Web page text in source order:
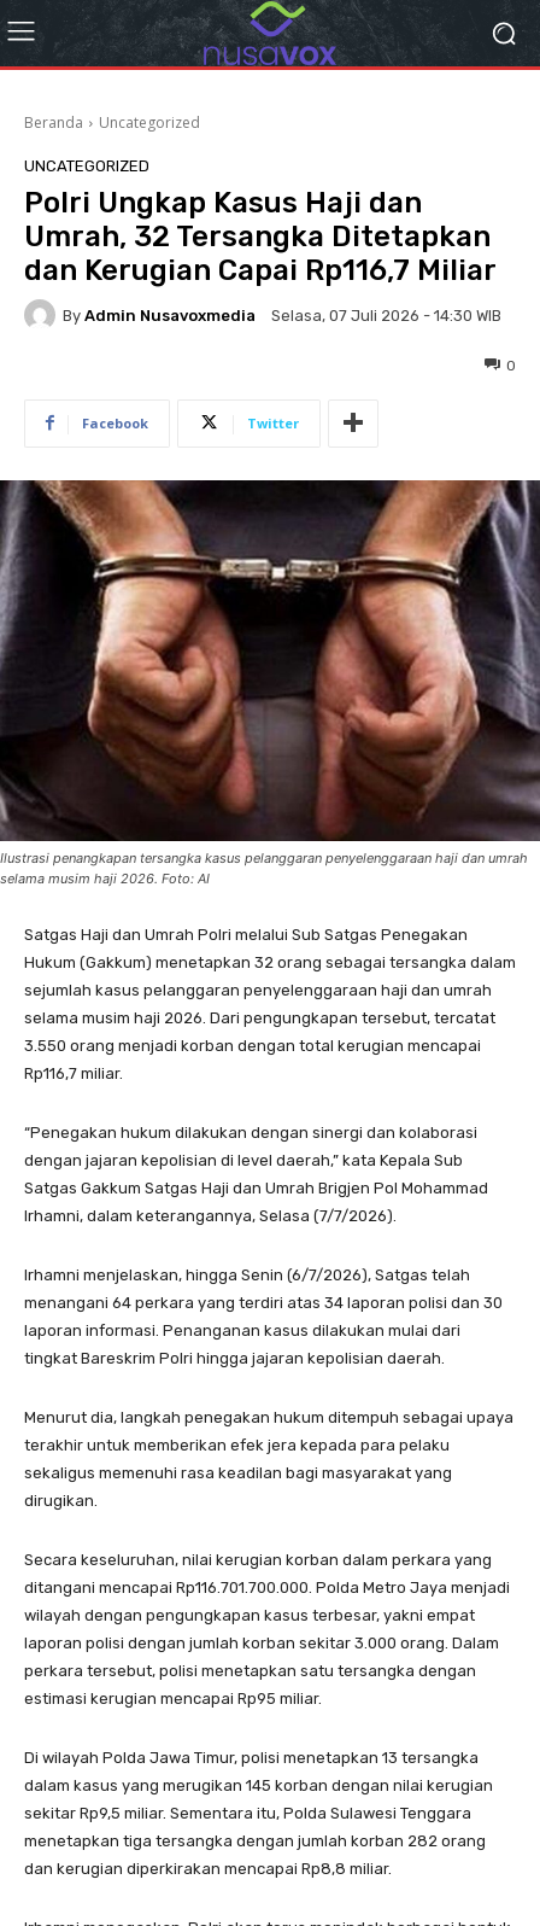
Beranda Uncategorized
UNCATEGORIZED
Polri Ungkap Kasus Haji dan
Umrah, 32 Tersangka Ditetapkan
dan Kerugian Capai Rp116,7 Miliar
By Admin Nusavoxmedia Selasa, 07 Juli 2026 - 14:30 WIB
0
Facebook Twitter
Ilustrasi penangkapan tersangka kasus pelanggaran penyelenggaraan haji dan umrah
selama musim haji 2026. Foto: AI
Satgas Haji dan Umrah Polri melalui Sub Satgas Penegakan
Hukum (Gakkum) menetapkan 32 orang sebagai tersangka dalam
sejumlah kasus pelanggaran penyelenggaraan haji dan umrah
selama musim haji 2026. Dari pengungkapan tersebut, tercatat
3.550 orang menjadi korban dengan total kerugian mencapai
Rp116,7 miliar.
“Penegakan hukum dilakukan dengan sinergi dan kolaborasi
dengan jajaran kepolisian di level daerah,” kata Kepala Sub
Satgas Gakkum Satgas Haji dan Umrah Brigjen Pol Mohammad
Irhamni, dalam keterangannya, Selasa (7/7/2026).
Irhamni menjelaskan, hingga Senin (6/7/2026), Satgas telah
menangani 64 perkara yang terdiri atas 34 laporan polisi dan 30
laporan informasi. Penanganan kasus dilakukan mulai dari
tingkat Bareskrim Polri hingga jajaran kepolisian daerah.
Menurut dia, langkah penegakan hukum ditempuh sebagai upaya
terakhir untuk memberikan efek jera kepada para pelaku
sekaligus memenuhi rasa keadilan bagi masyarakat yang
dirugikan.
Secara keseluruhan, nilai kerugian korban dalam perkara yang
ditangani mencapai Rp116.701.700.000. Polda Metro Jaya menjadi
wilayah dengan pengungkapan kasus terbesar, yakni empat
laporan polisi dengan jumlah korban sekitar 3.000 orang. Dalam
perkara tersebut, polisi menetapkan satu tersangka dengan
estimasi kerugian mencapai Rp95 miliar.
Di wilayah Polda Jawa Timur, polisi menetapkan 13 tersangka
dalam kasus yang merugikan 145 korban dengan nilai kerugian
sekitar Rp9,5 miliar. Sementara itu, Polda Sulawesi Tenggara
menetapkan tiga tersangka dengan jumlah korban 282 orang
dan kerugian diperkirakan mencapai Rp8,8 miliar.